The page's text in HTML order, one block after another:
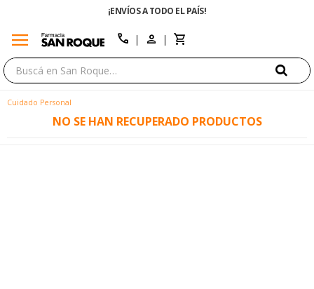
¡ENVÍOS A TODO EL PAÍS!
menu call
Cuidado Personal
NO SE HAN RECUPERADO PRODUCTOS
close